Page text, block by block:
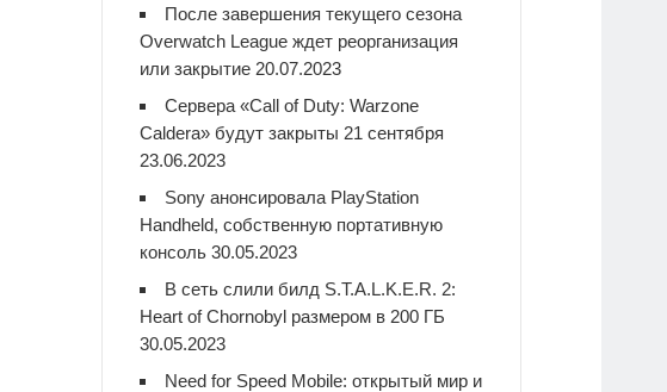
После завершения текущего сезона
Overwatch League ждет реорганизация
или закрытие 20.07.2023
Сервера «Call of Duty: Warzone
Caldera» будут закрыты 21 сентября
23.06.2023
Sony анонсировала PlayStation
Handheld, собственную портативную
консоль 30.05.2023
В сеть слили билд S.T.A.L.K.E.R. 2:
Heart of Chornobyl размером в 200 ГБ
30.05.2023
Need for Speed Mobile: открытый мир и